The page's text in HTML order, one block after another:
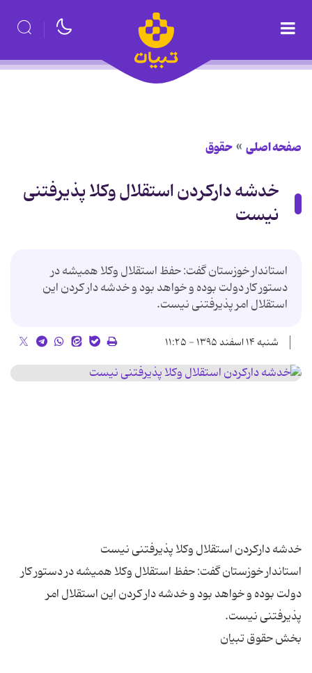
صفحه اصلی حقوق
خدشه دارکردن استقلال وکلا پذیرفتنی
نیست
استاندار خوزستان گفت: حفظ استقلال وکلا همیشه در
دستور کار دولت بوده و خواهد بود و خدشه دار کردن این
استقلال امر پذیرفتنی نیست.
شنبه ۱۴ اسفند ۱۳۹۵ - ۱۱:۲۵
استاندار خوزستان گفت: حفظ استقلال وکلا همیشه در دستور کار
دولت بوده و خواهد بود و خدشه دار کردن این استقلال امر